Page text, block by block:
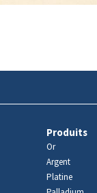
Produits
Or
Argent
Platine